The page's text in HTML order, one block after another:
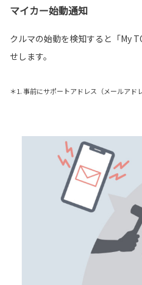
マイカー始動通知
クルマの始動を検知すると「My
せします。
＊1. 事前にサポートアドレス（メールアド